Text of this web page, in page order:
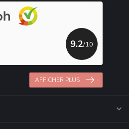
9.2/10
AFFICHER PLUS